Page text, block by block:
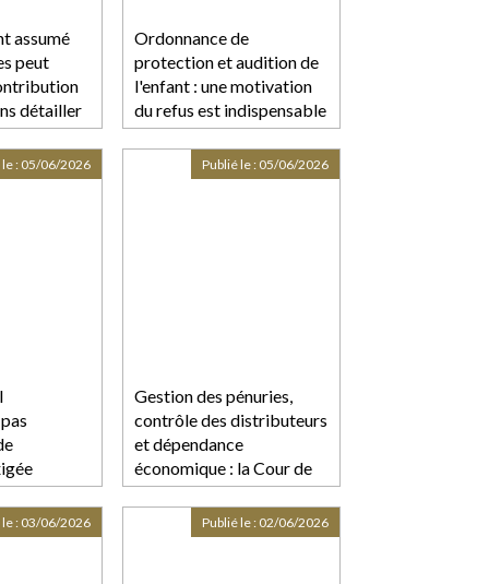
assumé
peut
détailler
!
Ordonnance de
protection et audition de
l'enfant : une motivation
du refus est indispensable
: 05/06/2026
Gestion des pénuries,
contrôle des distributeurs
et dépendance
économique : la Cour de
cassation durcit
l’appréciation des
pratiques verticales !
Publié le : 05/06/2026
: 03/06/2026 Publié le : 02/06/2026